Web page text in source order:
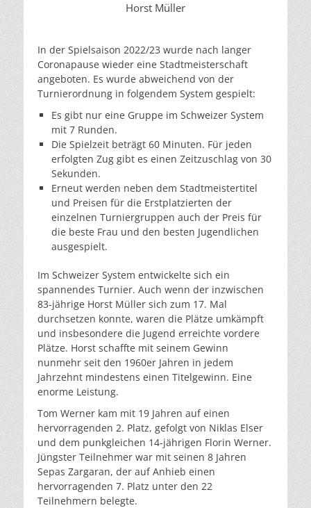
Horst Müller
In der Spielsaison 2022/23 wurde nach langer
Coronapause wieder eine Stadtmeisterschaft
angeboten. Es wurde abweichend von der
Turnierordnung in folgendem System gespielt:
Es gibt nur eine Gruppe im Schweizer System
mit 7 Runden.
Die Spielzeit beträgt 60 Minuten. Für jeden
erfolgten Zug gibt es einen Zeitzuschlag von 30
Sekunden.
Erneut werden neben dem Stadtmeistertitel
und Preisen für die Erstplatzierten der
einzelnen Turniergruppen auch der Preis für
die beste Frau und den besten Jugendlichen
ausgespielt.
Im Schweizer System entwickelte sich ein
spannendes Turnier. Auch wenn der inzwischen
83-jährige Horst Müller sich zum 17. Mal
durchsetzen konnte, waren die Plätze umkämpft
und insbesondere die Jugend erreichte vordere
Plätze. Horst schaffte mit seinem Gewinn
nunmehr seit den 1960er Jahren in jedem
Jahrzehnt mindestens einen Titelgewinn. Eine
enorme Leistung.
Tom Werner kam mit 19 Jahren auf einen
hervorragenden 2. Platz, gefolgt von Niklas Elser
und dem punkgleichen 14-jährigen Florin Werner.
Jüngster Teilnehmer war mit seinen 8 Jahren
Sepas Zargaran, der auf Anhieb einen
hervorragenden 7. Platz unter den 22
Teilnehmern belegte.